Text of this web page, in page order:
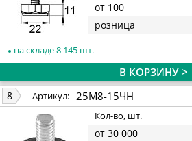
от 100
розница
на складе 8 145 шт.
В КОРЗИНУ >
8 Артикул: 25М8-15ЧН
Кол-во, шт.
от 30 000